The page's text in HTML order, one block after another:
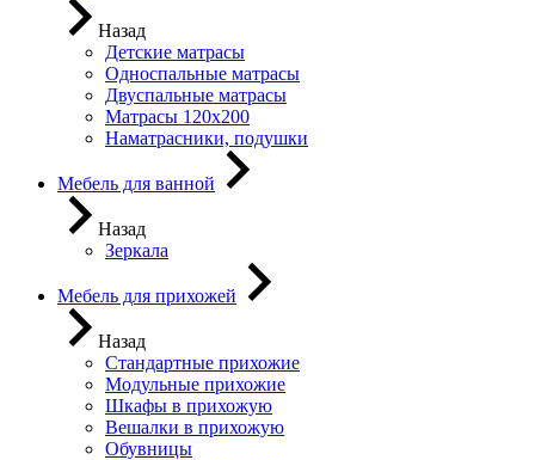
Назад
Детские матрасы
Односпальные матрасы
Двуспальные матрасы
Матрасы 120х200
Наматрасники, подушки
Мебель для ванной
Назад
Зеркала
Мебель для прихожей
Назад
Стандартные прихожие
Модульные прихожие
Шкафы в прихожую
Вешалки в прихожую
Обувницы